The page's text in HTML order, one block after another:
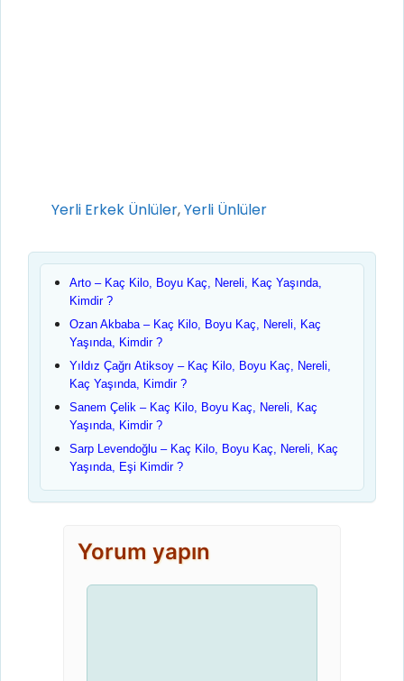
Kategoriler
Yerli Erkek Ünlüler,Yerli Ünlüler
Arto – Kaç Kilo, Boyu Kaç, Nereli, Kaç Yaşında,
Kimdir ?
Ozan Akbaba – Kaç Kilo, Boyu Kaç, Nereli, Kaç
Yaşında, Kimdir ?
Yıldız Çağrı Atiksoy – Kaç Kilo, Boyu Kaç, Nereli,
Kaç Yaşında, Kimdir ?
Sanem Çelik – Kaç Kilo, Boyu Kaç, Nereli, Kaç
Yaşında, Kimdir ?
Sarp Levendoğlu – Kaç Kilo, Boyu Kaç, Nereli, Kaç
Yaşında, Eşi Kimdir ?
Yorum yapın